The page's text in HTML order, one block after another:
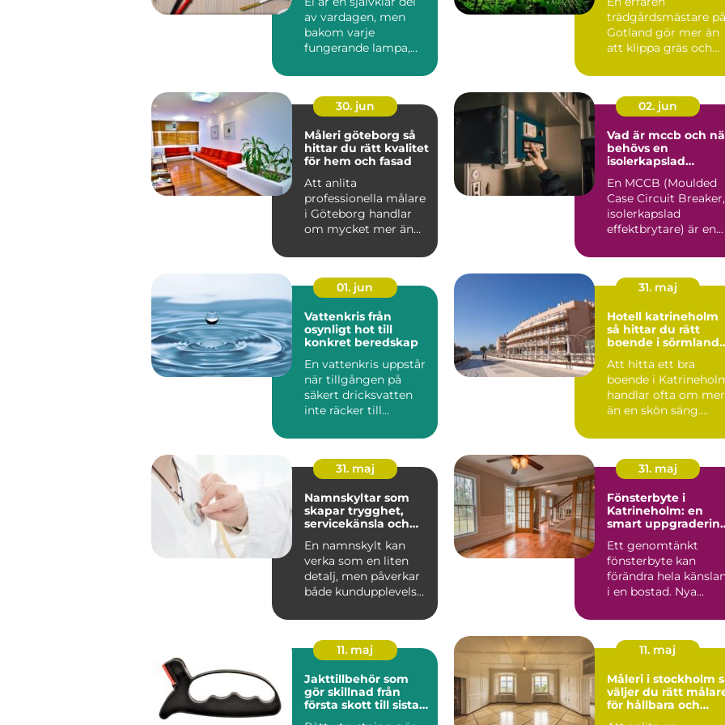
av vardagen, men
bakom varje
fungerande lampa,
ventilationsan...
trädgårdsmästare på
Gotland gör mer än
att klippa gräs och
med kalk...
30. jun
Måleri göteborg så
hittar du rätt kvalitet
för hem och fasad
Att anlita
professionella målare
i Göteborg handlar
om mycket mer än
på vägga...
02. jun
Vad är mccb och
behövs en
isolerkapslad
En MCCB (Moulded
Case Circuit Breaker,
isolerkapslad
effektbrytare) är en
elin...
01. jun
Vattenkris från
osynligt hot till
konkret beredskap
En vattenkris uppstår
när tillgången på
säkert dricksvatten
inte räcker till
grundläggand...
31. maj
Hotell katrineholm
så hittar du rätt
boende i sörmlands
Att hitta ett bra
boende i
handlar ofta om mer
än en skön säng.
sta...
31. maj
Namnskyltar som
skapar trygghet,
servicekänsla och
En namnskylt kan
verka som en liten
detalj, men påverkar
både kundupplevelse,
v...
31. maj
Fönsterbyte i
Katrineholm: en
smart
Ett genomtänkt
fönsterbyte kan
förändra hela
i en bostad. Nya
11. maj
Jakttillbehör som
gör skillnad från
första skott till sista
11. maj
Måleri i stockholm så
väljer du rätt
för hållbara och